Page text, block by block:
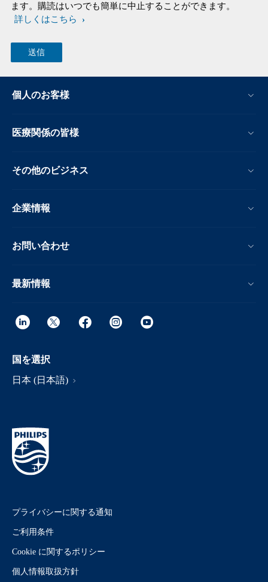
ます。購読はいつでも簡単に中止することができます。
詳しくはこちら
個人のお客様
医療関係の皆様
その他のビジネス
企業情報
お問い合わせ
最新情報
国を選択
日本 (日本語)
プライバシーに関する通知
ご利用条件
Cookie に関するポリシー
個人情報取扱方針